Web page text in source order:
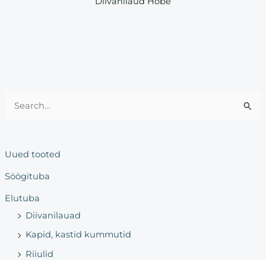
r
c
h
Uued tooted
Söögituba
Elutuba
Diivanilauad
Kapid, kastid kummutid
Riiulid